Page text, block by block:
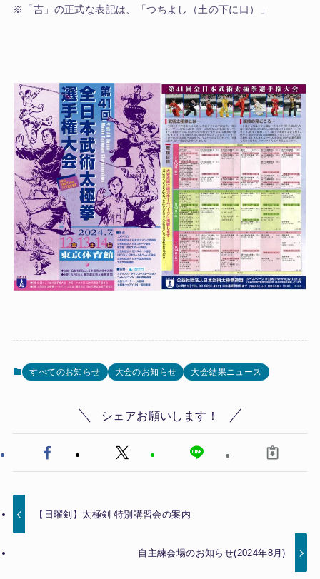
※「吉」の正式な表記は、「つちよし（土の下に口）」
すべてのお知らせ 大会のお知らせ 大会結果ニュース
シェアお願いします！
【日曜剣】太極剣 特別講習会の案内
自主練会場のお知らせ(2024年8月)